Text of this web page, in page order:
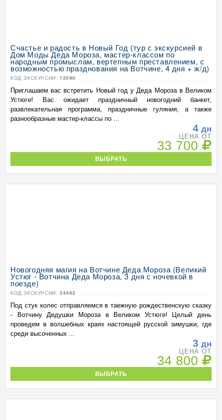
Счастье и радость в Новый Год (тур с экскурсией в
Дом Моды Деда Мороза, мастер-классом по
народным промыслам, вертепным преставлением, с
возможностью празднования на Вотчине, 4 дня + ж/д)
КОД ЭКСКУРСИИ: 12090
Приглашаем вас встретить Новый год у Деда Мороза в Великом
Устюге! Вас ожидает праздничный новогодний банкет,
развлекательная программа, праздничные гуляния, а также
разнообразные мастер-классы по ...
4 дн
ЦЕНА ОТ
33 700
ВЫБРАТЬ
Новогодняя магия на Вотчине Деда Мороза (Великий
Устюг - Вотчина Деда Мороза, 3 дня с ночевкой в
поезде)
КОД ЭКСКУРСИИ: 34462
Под стук колес отправляемся в таежную рождественскую сказку
- Вотчину Дедушки Мороза в Великом Устюге! Целый день
проведем в волшебных краях настоящей русской зимушки, где
среди высоченных ...
3 дн
ЦЕНА ОТ
34 800
ВЫБРАТЬ